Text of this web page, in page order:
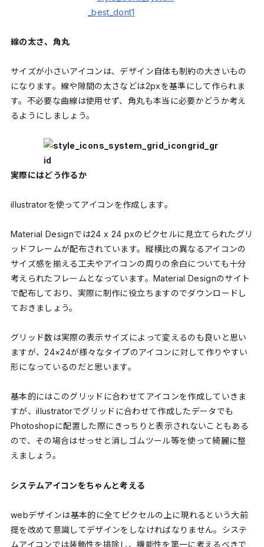
線の太さ、角丸
サイズが小さいアイコンは、デザイン自体も制約の大きいもの
になります。線や隙間の太さなどは2pxを基準にして作られま
す。不必要な曲線は使用せず、角丸も本当に必要かどうか考え
るようにしましょう。
実際にはどう作るか
illustratorを使ってアイコンを作成します。
Material Designでは24 x 24 pxのピクセルに見立てられたグリ
ッドフレームが配布されています。縦横比の異なるアイコンの
サイズ感を揃える工夫やアイコンの周りの余白についても十分
考えられたフレームとなっています。Material Designのサイト
で配布しており、実際に制作に役立ちますのでダウンロードし
ておきましょう。
グリッド数は実際の表示サイズによって変えるのも良いと思い
ますが、24×24が様々なタイプのアイコンに対して作りやすい
形になっているのだと思います。
基本的にはこのグリッドに合わせてアイコンを作成していきま
すが、illustratorでグリッドに合わせて作成したデータでも
Photoshopに配置した際にきっちりと表示されないこともある
ので、その場合はせっせと消しゴムツール等を使って綺麗に整
えましょう。
システムアイコンをちゃんと考える
webデザインは基本的に全てピクセルの上に現れるという大前
提を改めて意識してデザインをしなければなりません。システ
ムアイコンでは装飾性を排除し、機能性を第一に考えるべきで